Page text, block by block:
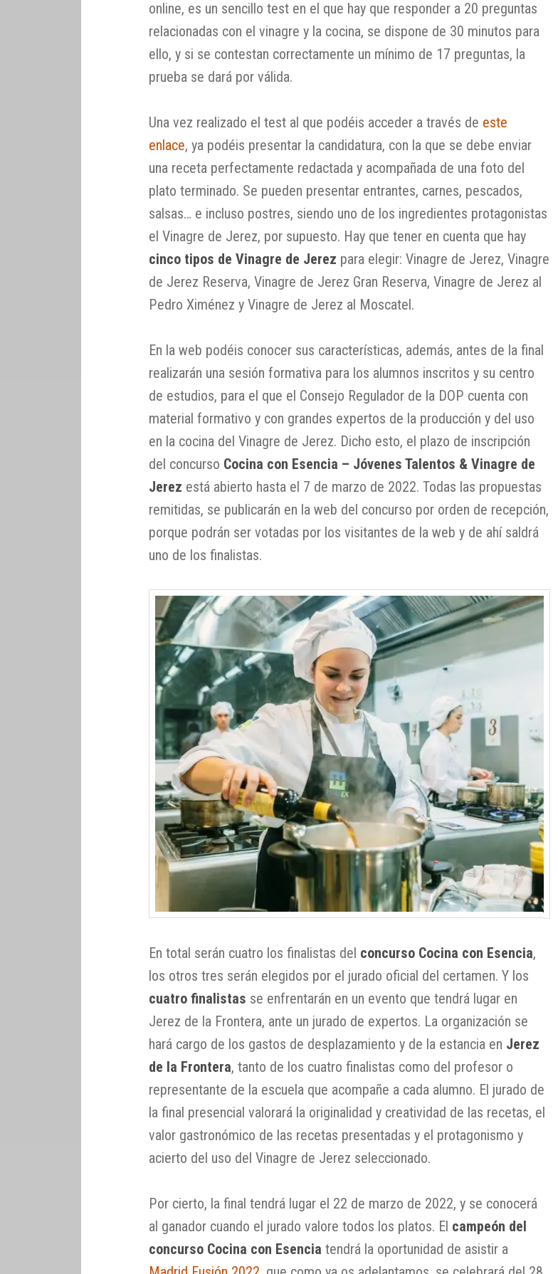
online, es un sencillo test en el que hay que responder a 20 preguntas
relacionadas con el vinagre y la cocina, se dispone de 30 minutos para
ello, y si se contestan correctamente un mínimo de 17 preguntas, la
prueba se dará por válida.
Una vez realizado el test al que podéis acceder a través de este
enlace, ya podéis presentar la candidatura, con la que se debe enviar
una receta perfectamente redactada y acompañada de una foto del
plato terminado. Se pueden presentar entrantes, carnes, pescados,
salsas… e incluso postres, siendo uno de los ingredientes protagonistas
el Vinagre de Jerez, por supuesto. Hay que tener en cuenta que hay
cinco tipos de Vinagre de Jerez para elegir: Vinagre de Jerez, Vinagre
de Jerez Reserva, Vinagre de Jerez Gran Reserva, Vinagre de Jerez al
Pedro Ximénez y Vinagre de Jerez al Moscatel.
En la web podéis conocer sus características, además, antes de la final
realizarán una sesión formativa para los alumnos inscritos y su centro
de estudios, para el que el Consejo Regulador de la DOP cuenta con
material formativo y con grandes expertos de la producción y del uso
en la cocina del Vinagre de Jerez. Dicho esto, el plazo de inscripción
del concurso Cocina con Esencia – Jóvenes Talentos & Vinagre de
Jerez está abierto hasta el 7 de marzo de 2022. Todas las propuestas
remitidas, se publicarán en la web del concurso por orden de recepción,
porque podrán ser votadas por los visitantes de la web y de ahí saldrá
uno de los finalistas.
En total serán cuatro los finalistas del concurso Cocina con Esencia,
los otros tres serán elegidos por el jurado oficial del certamen. Y los
cuatro finalistas se enfrentarán en un evento que tendrá lugar en
Jerez de la Frontera, ante un jurado de expertos. La organización se
hará cargo de los gastos de desplazamiento y de la estancia en Jerez
de la Frontera, tanto de los cuatro finalistas como del profesor o
representante de la escuela que acompañe a cada alumno. El jurado de
la final presencial valorará la originalidad y creatividad de las recetas, el
valor gastronómico de las recetas presentadas y el protagonismo y
acierto del uso del Vinagre de Jerez seleccionado.
Por cierto, la final tendrá lugar el 22 de marzo de 2022, y se conocerá
al ganador cuando el jurado valore todos los platos. El campeón del
concurso Cocina con Esencia tendrá la oportunidad de asistir a